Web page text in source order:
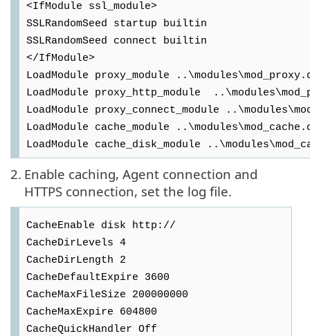
<IfModule ssl_module>
SSLRandomSeed startup builtin
SSLRandomSeed connect builtin
</IfModule>
LoadModule proxy_module
LoadModule proxy_http_module
LoadModule proxy_connect_module
LoadModule cache_module
LoadModule cache_disk_module
2. Enable caching, Agent connection and
HTTPS connection, set the log file.
CacheEnable disk http://
CacheDirLevels 4
CacheDirLength 2
CacheDefaultExpire 3600
CacheMaxFileSize 200000000
CacheMaxExpire 604800
CacheQuickHandler Off